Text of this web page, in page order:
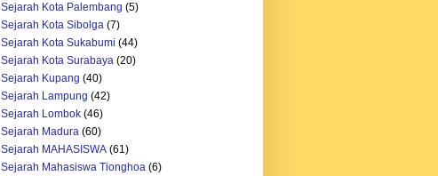
Sejarah Kota Palembang (5)
Sejarah Kota Sibolga (7)
Sejarah Kota Sukabumi (44)
Sejarah Kota Surabaya (20)
Sejarah Kupang (40)
Sejarah Lampung (42)
Sejarah Lombok (46)
Sejarah Madura (60)
Sejarah MAHASISWA (61)
Sejarah Mahasiswa Tionghoa (6)